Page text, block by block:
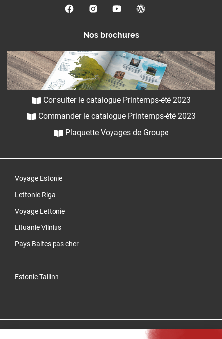
Nos brochures
Consulter le catalogue Printemps-été 2023
Commander le catalogue Printemps-été 2023
Plaquette Voyages de Groupe
Voyage Estonie
Lettonie Riga
Voyage Lettonie
Lituanie Vilnius
Pays Baltes pas cher
Estonie Tallinn